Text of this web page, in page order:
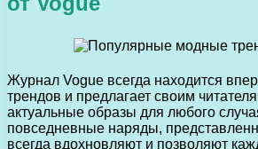
Журнал Vogue всегда находится
трендов и предлагает своим
актуальные образы для любого
повседневные наряды,
всегда вдохновляют и позволяют